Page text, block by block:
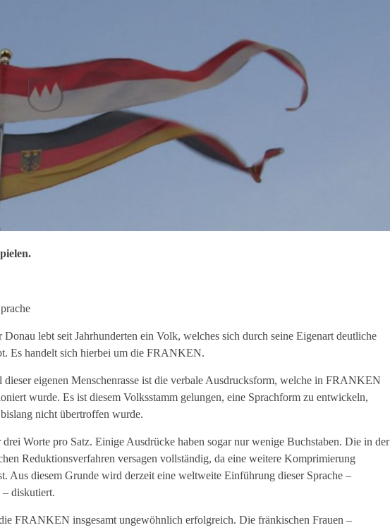
lebt seit Jahrhunderten ein Volk, welches sich durch seine Eigenart deutliche
Es handelt sich hierbei um die FRANKEN.
dieser eigenen Menschenrasse ist die verbale Ausdrucksform, welche in FRANKEN
wurde. Es ist diesem Volksstamm gelungen, eine Sprachform zu entwickeln,
nicht übertroffen wurde.
Worte pro Satz. Einige Ausdrücke haben sogar nur wenige Buchstaben. Die in der
Reduktionsverfahren versagen vollständig, da eine weitere Komprimierung
Aus diesem Grunde wird derzeit eine weltweite Einführung dieser Sprache –
diskutiert.
FRANKEN insgesamt ungewöhnlich erfolgreich. Die fränkischen Frauen –